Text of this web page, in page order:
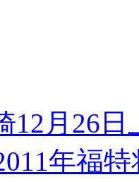
12月26
年福